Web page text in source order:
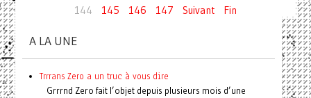
144
145 146 147 Suivant Fin
A LA UNE
Trrrans Zero a un truc à vous dire
Grrrnd Zero fait l’objet depuis plusieurs mois d’une